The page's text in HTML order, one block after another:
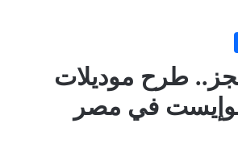
طرح موديلات